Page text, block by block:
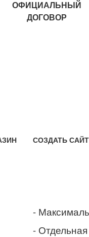
ОФИЦИАЛЬНЫЙ
ДОГОВОР
СОЗДАТЬ
-
-